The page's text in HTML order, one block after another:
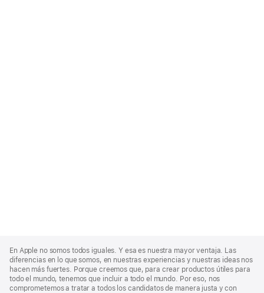
Footer
En Apple no somos todos iguales. Y esa es nuestra mayor ventaja. Las
diferencias en lo que somos, en nuestras experiencias y nuestras ideas nos
hacen más fuertes. Porque creemos que, para crear productos útiles para
todo el mundo, tenemos que incluir a todo el mundo. Por eso, nos
comprometemos a tratar a todos los candidatos de manera justa y con